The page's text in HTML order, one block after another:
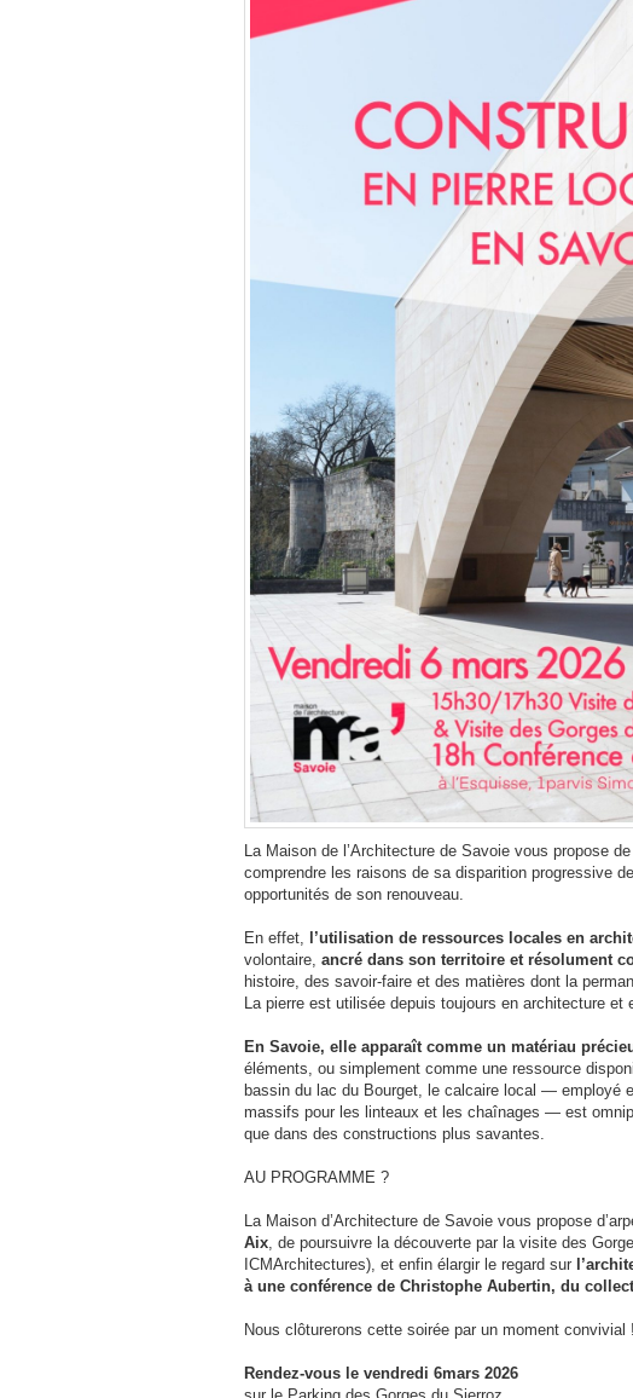
La Maison de l’Architecture de Savoie vous propose
comprendre les raisons de sa disparition progressive
opportunités de son renouveau.
En effet, l’utilisation de ressources locales en
volontaire, ancré dans son territoire et résolument
histoire, des savoir-faire et des matières dont la
La pierre est utilisée depuis toujours en architecture
En Savoie, elle apparaît comme un matériau
éléments, ou simplement comme une ressource
bassin du lac du Bourget, le calcaire local — employé
massifs pour les linteaux et les chaînages — est
que dans des constructions plus savantes.
AU PROGRAMME ?
La Maison d’Architecture de Savoie vous propose
Aix , de poursuivre la découverte par la visite des
ICMArchitectures), et enfin élargir le regard sur
à une conférence de Christophe Aubertin, du
Nous clôturerons cette soirée par un moment convivial !
Rendez-vous le vendredi 6mars 2026